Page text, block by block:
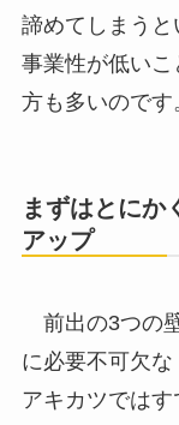
諦めてしまう
事業性が低い
方も多いのです
まずはとにか
アップ
前出の3つの
に必要不可欠な
アキカツでは